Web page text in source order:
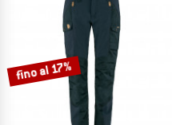
fino al 17%